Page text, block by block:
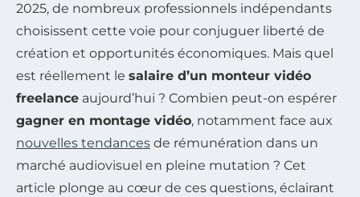
2025, de nombreux professionnels indépendants
choisissent cette voie pour conjuguer liberté de
création et opportunités économiques. Mais quel
est réellement le salaire d’un monteur vidéo
freelance aujourd’hui ? Combien peut-on espérer
gagner en montage vidéo, notamment face aux
nouvelles tendances de rémunération dans un
marché audiovisuel en pleine mutation ? Cet
article plonge au cœur de ces questions, éclairant